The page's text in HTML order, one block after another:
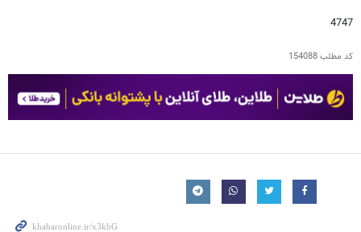
4747
کد مطلب154088